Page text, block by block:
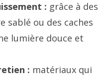
: grâce à des
sablé ou des caches
lumière douce et
: matériaux qui